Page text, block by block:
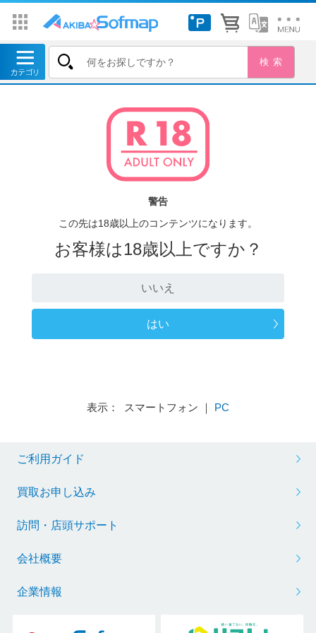
警告
この先は18歳以上のコンテンツになります。
お客様は18歳以上ですか？
いいえ
はい
表示： スマートフォン ｜ PC
ご利用ガイド
買取お申し込み
訪問・店頭サポート
会社概要
企業情報